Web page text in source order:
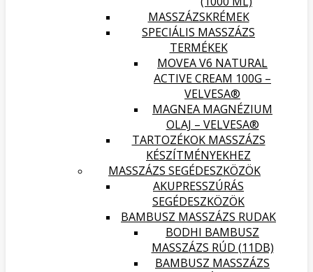
MASSZÁZSKRÉMEK
SPECIÁLIS MASSZÁZS
TERMÉKEK
MOVEA V6 NATURAL
ACTIVE CREAM 100G –
VELVESA®
MAGNEA MAGNÉZIUM
OLAJ – VELVESA®
TARTOZÉKOK MASSZÁZS
KÉSZÍTMÉNYEKHEZ
MASSZÁZS SEGÉDESZKÖZÖK
AKUPRESSZÚRÁS
SEGÉDESZKÖZÖK
BAMBUSZ MASSZÁZS RUDAK
BODHI BAMBUSZ
MASSZÁZS RÚD (11DB)
BAMBUSZ MASSZÁZS